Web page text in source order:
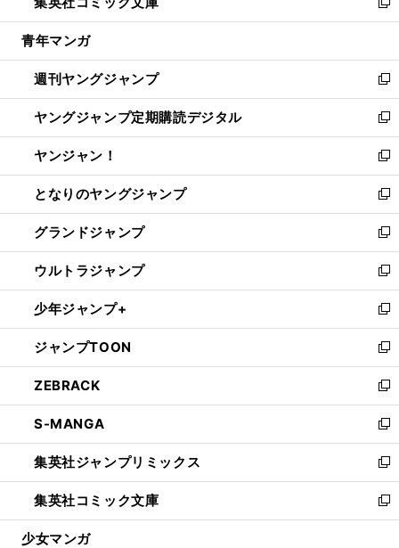
開
ド
ウ
開
く
ィ
ン
ウ
で
開
く
い
ウ
ン
ド
ウ
で
開
く
新
し
ウ
ィ
ン
ド
ウ
で
開
く
青年マンガ
週刊ヤングジャンプ
新
し
い
ウ
ィ
ン
ド
ウ
で
開
く
ヤングジャンプ定期購読デジタル
新
し
い
ウ
ィ
ン
ド
ウ
で
開
く
ヤンジャン！
新
し
い
ウ
ィ
ン
ド
ウ
で
開
く
となりのヤングジャンプ
新
し
い
ウ
ィ
ン
ド
ウ
で
開
く
グランドジャンプ
新
し
い
ウ
ィ
ン
ド
ウ
で
開
く
ウルトラジャンプ
新
し
い
ウ
ィ
ン
ド
ウ
で
開
く
少年ジャンプ+
新
し
い
ウ
ィ
ン
ド
ウ
で
開
く
ジャンプTOON
新
し
い
ウ
ィ
ン
ド
ウ
で
開
ZEBRACK
新
し
い
ウ
ィ
ン
ド
ウ
S-MANGA
新
し
い
ウ
ィ
ン
集英社ジャンプリミックス
新
し
い
ウ
集英社コミック文庫
新
し
少女マンガ